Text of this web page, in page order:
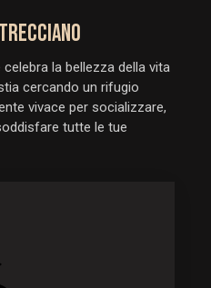
la bellezza della vita
cercando un rifugio
vivace per socializzare,
tutte le tue